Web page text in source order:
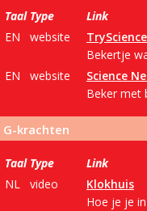
Taal Type
Link
EN
website
TryScience
Bekertje
EN
website
Science
Beker met
G-krachten
Taal Type
Link
NL
video
Klokhuis
Hoe je je